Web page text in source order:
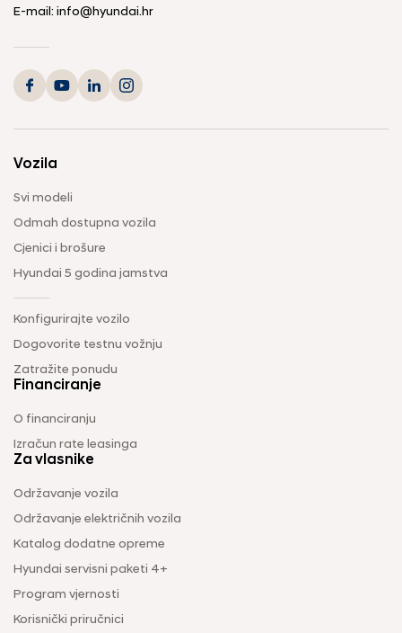
E-mail: info@hyundai.hr
Vozila
Svi modeli
Odmah dostupna vozila
Cjenici i brošure
Hyundai 5 godina jamstva
Konfigurirajte vozilo
Dogovorite testnu vožnju
Zatražite ponudu
Financiranje
O financiranju
Izračun rate leasinga
Za vlasnike
Održavanje vozila
Održavanje električnih vozila
Katalog dodatne opreme
Hyundai servisni paketi 4+
Program vjernosti
Korisnički priručnici